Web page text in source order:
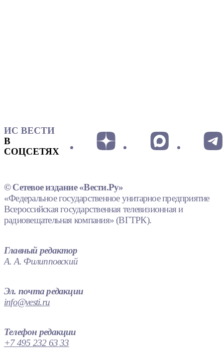
ИС ВЕСТИ
В
СОЦСЕТЯХ
© Сетевое издание «Вести.Ру»
«Федеральное государственное унитарное предприятие
Всероссийская государственная телевизионная и
радиовещательная компания» (ВГТРК).
Главный редактор
А. А. Филипповский
Эл. почта редакции
info@vesti.ru
Телефон редакции
+7 495 232 63 33